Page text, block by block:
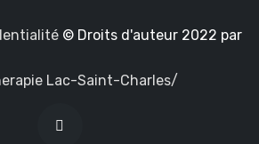
© Droits d'auteur 2022 par
Lac-Saint-Charles/